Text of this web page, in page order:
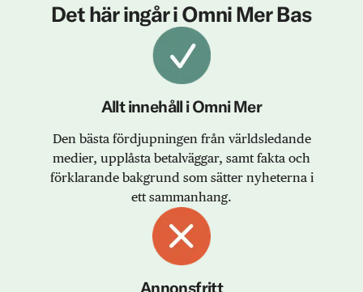
Det här ingår i Omni Mer Bas
Allt innehåll i Omni Mer
Den bästa fördjupningen från världsledande
medier, upplåsta betalväggar, samt fakta och
förklarande bakgrund som sätter nyheterna i
ett sammanhang.
Annonsfritt